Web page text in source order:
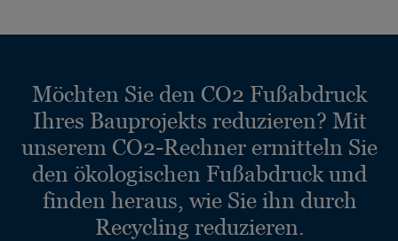
Möchten Sie den CO2 Fußabdruck
Ihres Bauprojekts reduzieren? Mit
unserem CO2-Rechner ermitteln Sie
den ökologischen Fußabdruck und
finden heraus, wie Sie ihn durch
Recycling reduzieren.